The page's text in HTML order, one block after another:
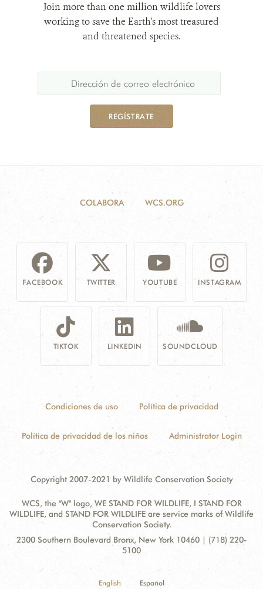
Join more than one million wildlife lovers
working to save the Earth's most treasured
and threatened species.
REGÍSTRATE
COLABORA WCS.ORG
FACEBOOK TWITTER YOUTUBE INSTAGRAM
TIKTOK LINKEDIN SOUNDCLOUD
Condiciones de uso Política de privacidad
Política de privacidad de los niños Administrator Login
Copyright 2007-2021 by Wildlife Conservation Society
WCS, the "W" logo, WE STAND FOR WILDLIFE, I STAND FOR
WILDLIFE, and STAND FOR WILDLIFE are service marks of Wildlife
Conservation Society.
Contact
Address:
2300 Southern Boulevard Bronx, New York 10460 | (718) 220-
5100
English Español